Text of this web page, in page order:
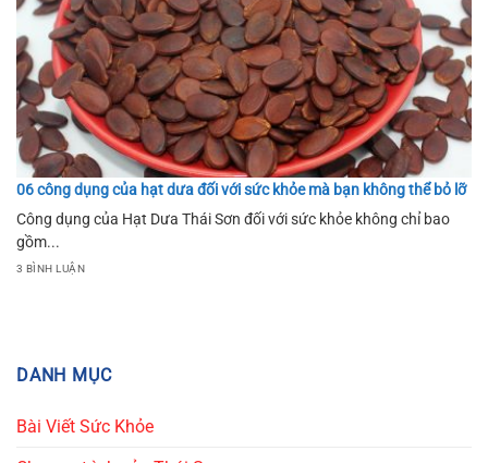
06 công dụng của hạt dưa đối với sức khỏe mà bạn không thể bỏ lỡ
Công dụng của Hạt Dưa Thái Sơn đối với sức khỏe không chỉ bao
gồm...
3 BÌNH LUẬN
DANH MỤC
Bài Viết Sức Khỏe